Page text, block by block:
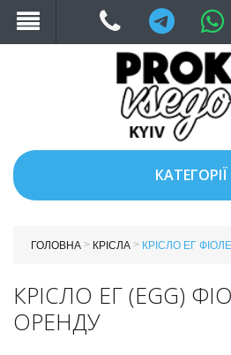
Telegram
КАТЕГОРІЇ
ГОЛОВНА > КРІСЛА > КРІСЛО ЕГ
КРІСЛО ЕГ (EGG)
ОРЕНДУ